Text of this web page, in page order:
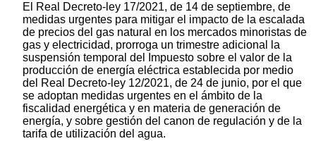
El Real Decreto-ley 17/2021, de 14 de septiembre, de
medidas urgentes para mitigar el impacto de la escalada
de precios del gas natural en los mercados minoristas de
gas y electricidad, prorroga un trimestre adicional la
suspensión temporal del Impuesto sobre el valor de la
producción de energía eléctrica establecida por medio
del Real Decreto-ley 12/2021, de 24 de junio, por el que
se adoptan medidas urgentes en el ámbito de la
fiscalidad energética y en materia de generación de
energía, y sobre gestión del canon de regulación y de la
tarifa de utilización del agua.